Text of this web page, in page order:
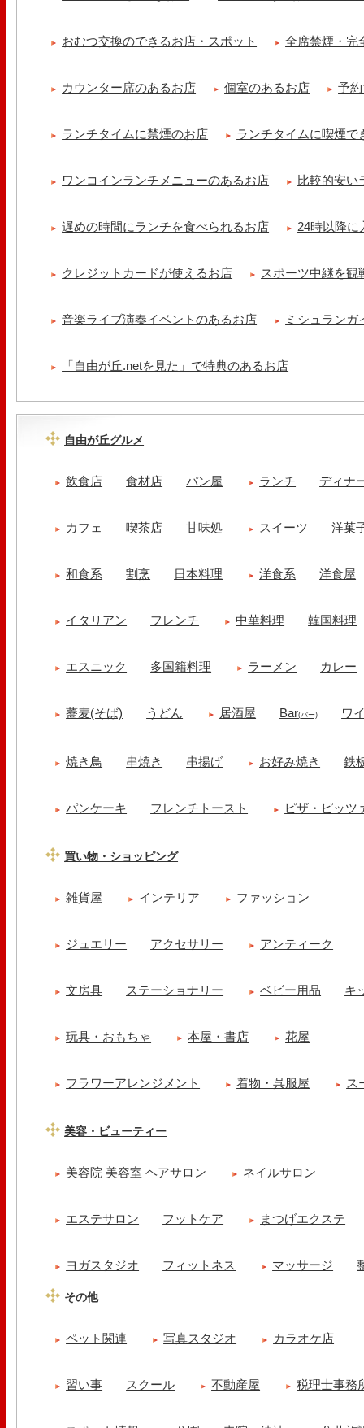
【 よもぎ蒸しやリラクゼーション専門の顧問契約 】 冷え性改善協会
クゼーション店を専..
おむつ交換のできるお店・スポット 全席禁煙・完
カウンター席のあるお店 個室のあるお店 予
ランチタイムに禁煙のお店 ランチタイムに喫煙で
ワンコインランチメニューのあるお店 比較的安い
遅めの時間にランチを食べられるお店 24時以降に
クレジットカードが使えるお店 スポーツ中継を観
音楽ライブ演奏イベントのあるお店 ミシュランガ
「自由が丘.netを見た」で特典のあるお店
自由が丘グルメ
飲食店 食材店 パン屋 ランチ ディナ
カフェ 喫茶店 甘味処 スイーツ 洋菓
和食系 割烹 日本料理 洋食系 洋食屋
イタリアン フレンチ 中華料理 韓国料理
エスニック 多国籍料理 ラーメン カレー
蕎麦(そば) うどん 居酒屋 Bar(バー) ワ
焼き鳥 串焼き 串揚げ お好み焼き 鉄
パンケーキ フレンチトースト ピザ・ピッツ
買い物・ショッピング
雑貨屋 インテリア ファッション
ジュエリー アクセサリー アンティーク
文房具 ステーショナリー ベビー用品 キ
玩具・おもちゃ 本屋・書店 花屋
フラワーアレンジメント 着物・呉服屋 ス
美容・ビューティー
美容院 美容室 ヘアサロン ネイルサロン
エステサロン フットケア まつげエクステ
ヨガスタジオ フィットネス マッサージ
その他
ペット関連 写真スタジオ カラオケ店
習い事 スクール 不動産屋 税理士事務